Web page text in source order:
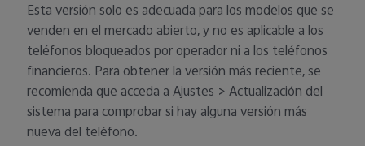
Esta versión solo es adecuada para los modelos que se
venden en el mercado abierto, y no es aplicable a los
teléfonos bloqueados por operador ni a los teléfonos
financieros. Para obtener la versión más reciente, se
recomienda que acceda a Ajustes > Actualización del
sistema para comprobar si hay alguna versión más
nueva del teléfono.